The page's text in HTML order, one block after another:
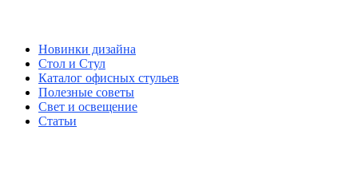
Новинки дизайна
Стол и Стул
Каталог офисных стульев
Полезные советы
Свет и освещение
Статьи